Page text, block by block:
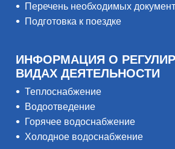
Перечень необходимых
Подготовка к поездке
ИНФОРМАЦИЯ О
ВИДАХ ДЕЯТЕЛЬНОСТИ
Теплоснабжение
Водоотведение
Горячее водоснабжение
Холодное водоснабжение